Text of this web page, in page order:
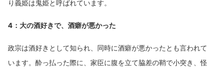
り義姫は鬼姫と呼ばれています。
4：大の酒好きで、酒癖が悪かった
政宗は酒好きとして知られ、同時に酒癖が悪かったとも言われて
います。酔っ払った際に、家臣に腹を立て脇差の鞘で小突き、怪